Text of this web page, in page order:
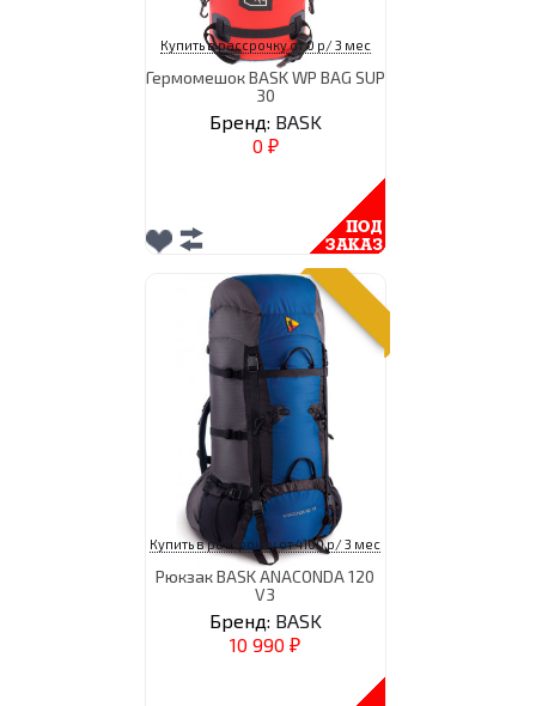
Купить в рассрочку от 0 р/ 3 мес
Гермомешок BASK WP BAG SUP
30
Бренд: BASK
0 ₽
Купить в рассрочку от 4100 р/ 3 мес
Рюкзак BASK ANACONDA 120
V3
Бренд: BASK
10 990 ₽